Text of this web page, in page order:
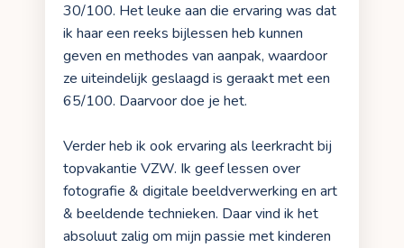
30/100. Het leuke aan die ervaring was dat
ik haar een reeks bijlessen heb kunnen
geven en methodes van aanpak, waardoor
ze uiteindelijk geslaagd is geraakt met een
65/100. Daarvoor doe je het.
Verder heb ik ook ervaring als leerkracht bij
topvakantie VZW. Ik geef lessen over
fotografie & digitale beeldverwerking en art
& beeldende technieken. Daar vind ik het
absoluut zalig om mijn passie met kinderen